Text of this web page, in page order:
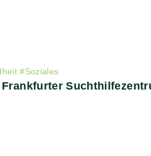
#Soziales